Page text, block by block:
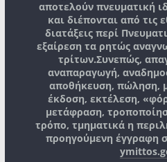
αποτελούν πνευματική
και διέπονται από τις
διατάξεις περί
εξαίρεση τα ρητώς
τρίτων.Συνεπώς,
αναπαραγωγή,
αποθήκευση, πώληση,
έκδοση, εκτέλεση,
μετάφραση,
τρόπο, τμηματικά η
προηγούμενη έγγραφη